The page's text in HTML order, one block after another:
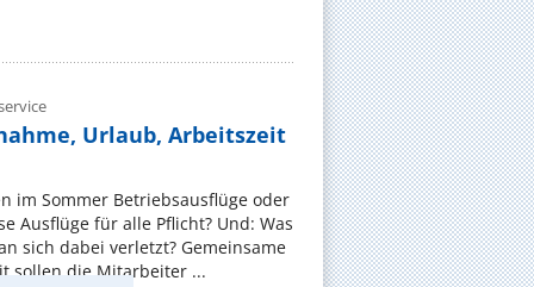
Urlaub, Arbeitszeit
im Sommer Betriebsausflüge oder
Ausflüge für alle Pflicht? Und: Was
sich dabei verletzt? Gemeinsame
sollen die Mitarbeiter ...